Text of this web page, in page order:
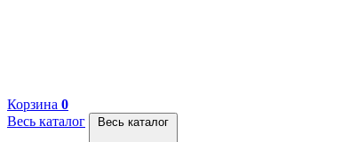
Корзина 0
Весь каталог
Весь каталог